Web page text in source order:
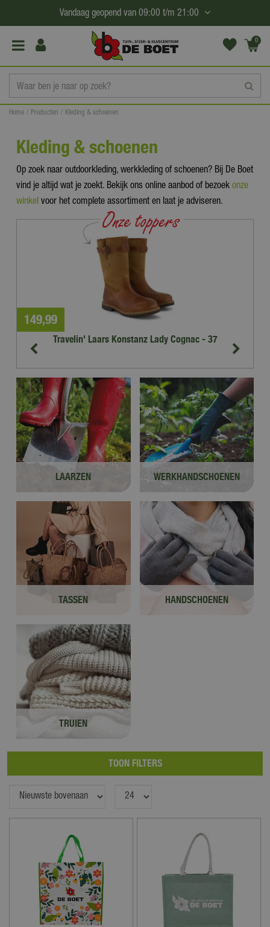
a
Home Producten Kleding & schoenen
Vandaag geopend van 09:00 t/m 21:00
0
(€0,
Kleding & schoenen
Op zoek naar outdoorkleding, werkkleding of schoenen? Bij De Boet
vind je altijd wat je zoekt. Bekijk ons online aanbod of bezoek onze
winkel voor het complete assortiment en laat je adviseren.
Travelin' Laars Konstanz Lady Cognac - 37
149,99
LAARZEN WERKHANDSCHOENEN
TASSEN HANDSCHOENEN
TRUIEN
TOON FILTERS